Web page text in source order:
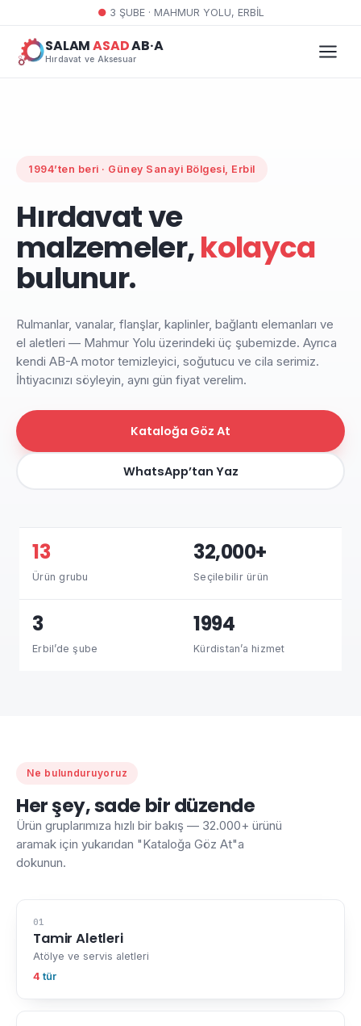
●3 ŞUBE · MAHMUR YOLU, ERBİL
SALAMASADAB·A
Hırdavat ve Aksesuar
1994’ten beri · Güney Sanayi Bölgesi, Erbil
Hırdavat ve
malzemeler,kolayca
bulunur.
Rulmanlar, vanalar, flanşlar, kaplinler, bağlantı elemanları ve
el aletleri — Mahmur Yolu üzerindeki üç şubemizde. Ayrıca
kendi AB-A motor temizleyici, soğutucu ve cila serimiz.
İhtiyacınızı söyleyin, aynı gün fiyat verelim.
Kataloğa Göz At
WhatsApp’tan Yaz
13
Ürün grubu
32,000+
Seçilebilir ürün
3
Erbil’de şube
1994
Kürdistan’a hizmet
Ne bulunduruyoruz
Her şey, sade bir düzende
Ürün gruplarımıza hızlı bir bakış — 32.000+ ürünü
aramak için yukarıdan "Kataloğa Göz At"a
dokunun.
01
Tamir Aletleri
Atölye ve servis aletleri
4 tür